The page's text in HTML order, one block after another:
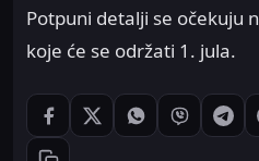
Potpuni detalji se očekuju
koje će se održati 1. jula.
Podeli: Facebook
Podeli: XPodeli:Podeli: